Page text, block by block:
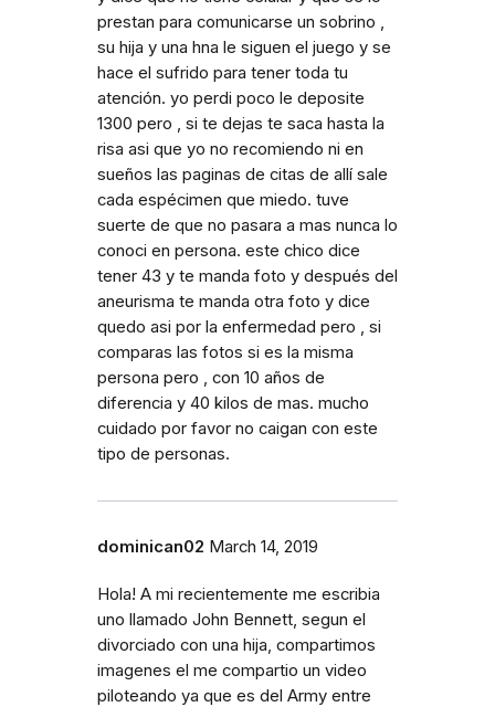
prestan para comunicarse un sobrino ,
su hija y una hna le siguen el juego y se
hace el sufrido para tener toda tu
atención. yo perdi poco le deposite
1300 pero , si te dejas te saca hasta la
risa asi que yo no recomiendo ni en
sueños las paginas de citas de allí sale
cada espécimen que miedo. tuve
suerte de que no pasara a mas nunca lo
conoci en persona. este chico dice
tener 43 y te manda foto y después del
aneurisma te manda otra foto y dice
quedo asi por la enfermedad pero , si
comparas las fotos si es la misma
persona pero , con 10 años de
diferencia y 40 kilos de mas. mucho
cuidado por favor no caigan con este
tipo de personas.
dominican02 March 14, 2019
Hola! A mi recientemente me escribia
uno llamado John Bennett, segun el
divorciado con una hija, compartimos
imagenes el me compartio un video
piloteando ya que es del Army entre